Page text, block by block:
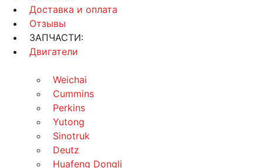
Доставка и оплата
Отзывы
ЗАПЧАСТИ:
Двигатели
Weichai
Cummins
Perkins
Yutong
Sinotruk
Deutz
Huafeng Dongli